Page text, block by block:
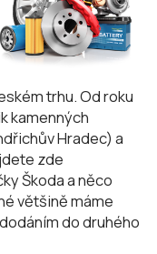
trhu. Od roku
kamenných
Hradec) a
zde
Škoda a něco
většině máme
do druhého